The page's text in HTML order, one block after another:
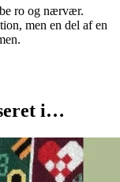
ro og nærvær.
men en del af en
i…